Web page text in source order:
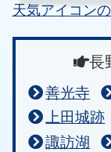
天気アイコン
長
善光寺
上田城跡
諏訪湖